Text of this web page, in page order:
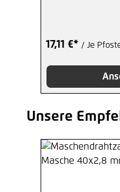
17,11 €* / Je
Produktgalerie
Unsere